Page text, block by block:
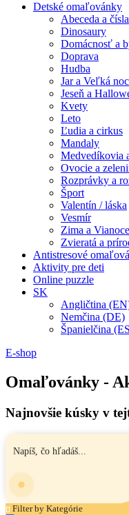
Detské omaľovánky
Abeceda a čísla
Dinosaury
Domácnosť a
Doprava
Hudba
Jar a Veľká noc
Jeseň a
Kvety
Leto
Ľudia a cirkus
Mandaly
Medvedíkovia
Ovocie a
Rozprávky a
Šport
Valentín / láska
Vesmír
Zima a Vianoce
Zvieratá a
Antistresové
Aktivity pre deti
Online puzzle
SK
Angličtina
Nemčina (DE)
Španielčina
E-shop
Omaľovánky -
Najnovšie kúsky v
Filter by Kategórie